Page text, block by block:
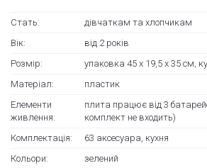
Стать:
дівчаткам та хлопчикам
Вік:
від 2 років
Розмір:
упаковка 45 х 19,5 х 35 см,
Матеріал:
пластик
Елементи
живлення:
плита працює від 3
комплект не входить)
Комплектація:
63 аксесуара, кухня
Кольори:
зелений